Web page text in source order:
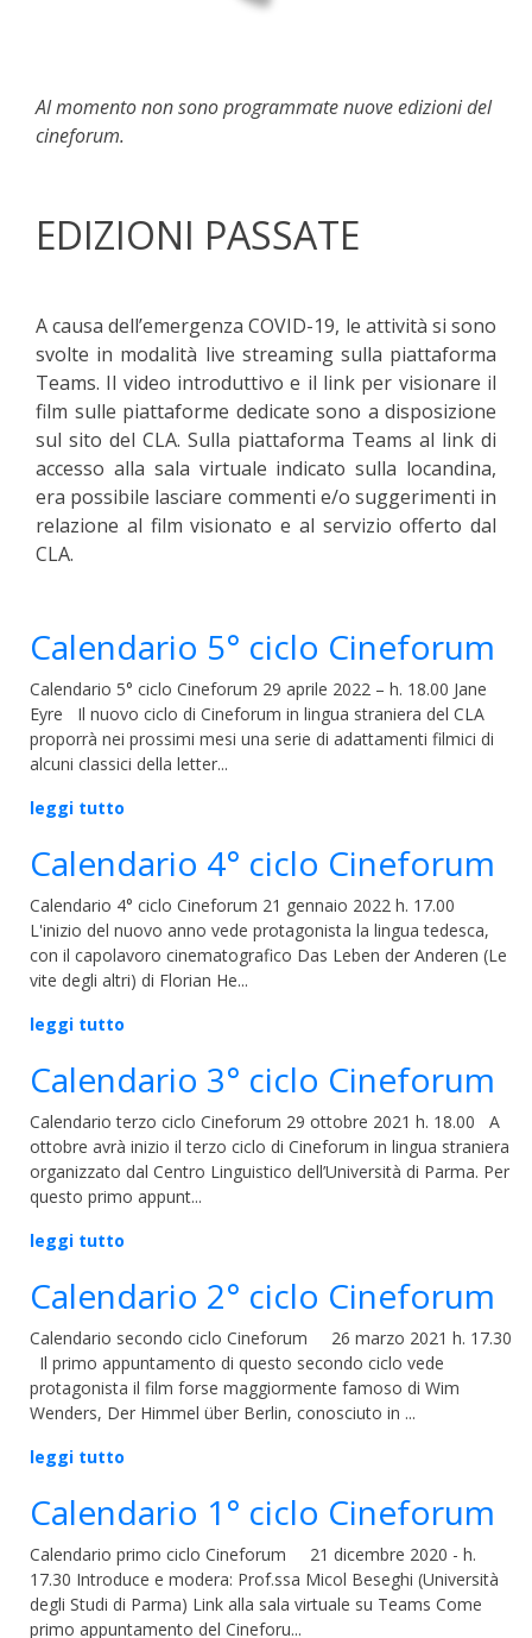
Al momento non sono programmate nuove edizioni del
cineforum.
EDIZIONI PASSATE
A causa dell’emergenza COVID-19, le attività si sono
svolte in modalità live streaming sulla piattaforma
Teams. Il video introduttivo e il link per visionare il
film sulle piattaforme dedicate sono a disposizione
sul sito del CLA. Sulla piattaforma Teams al link di
accesso alla sala virtuale indicato sulla locandina,
era possibile lasciare commenti e/o suggerimenti in
relazione al film visionato e al servizio offerto dal
CLA.
Calendario 5° ciclo Cineforum
Calendario 5° ciclo Cineforum 29 aprile 2022 – h. 18.00 Jane
Eyre Il nuovo ciclo di Cineforum in lingua straniera del CLA
proporrà nei prossimi mesi una serie di adattamenti filmici di
alcuni classici della letter...
leggi tutto
Calendario 4° ciclo Cineforum
Calendario 4° ciclo Cineforum 21 gennaio 2022 h. 17.00
L'inizio del nuovo anno vede protagonista la lingua tedesca,
con il capolavoro cinematografico Das Leben der Anderen (Le
vite degli altri) di Florian He...
leggi tutto
Calendario 3° ciclo Cineforum
Calendario terzo ciclo Cineforum 29 ottobre 2021 h. 18.00 A
ottobre avrà inizio il terzo ciclo di Cineforum in lingua straniera
organizzato dal Centro Linguistico dell’Università di Parma. Per
questo primo appunt...
leggi tutto
Calendario 2° ciclo Cineforum
Calendario secondo ciclo Cineforum 26 marzo 2021 h. 17.30
Il primo appuntamento di questo secondo ciclo vede
protagonista il film forse maggiormente famoso di Wim
Wenders, Der Himmel über Berlin, conosciuto in ...
leggi tutto
Calendario 1° ciclo Cineforum
Calendario primo ciclo Cineforum 21 dicembre 2020 - h.
17.30 Introduce e modera: Prof.ssa Micol Beseghi (Università
degli Studi di Parma) Link alla sala virtuale su Teams Come
primo appuntamento del Cineforu...